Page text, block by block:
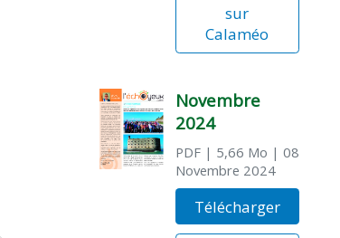
sur
Calaméo
Novembre
2024
PDF| 5,66 Mo | 08
Novembre 2024
Télécharger